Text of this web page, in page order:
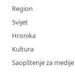
Region
Svijet
Hronika
Kultura
Saopštenje za medije